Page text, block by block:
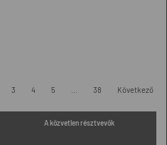
3 4 5 38 Következő
A közvetlen résztvevők